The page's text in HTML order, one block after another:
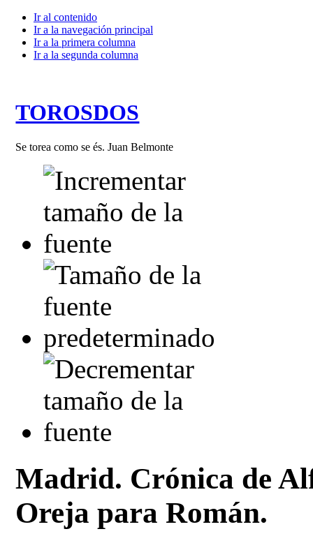
Ir al contenido
Ir a la navegación principal
Ir a la primera columna
Ir a la segunda columna
TOROSDOS
Se torea como se és. Juan Belmonte
Madrid. Crónica de
Oreja para Román.